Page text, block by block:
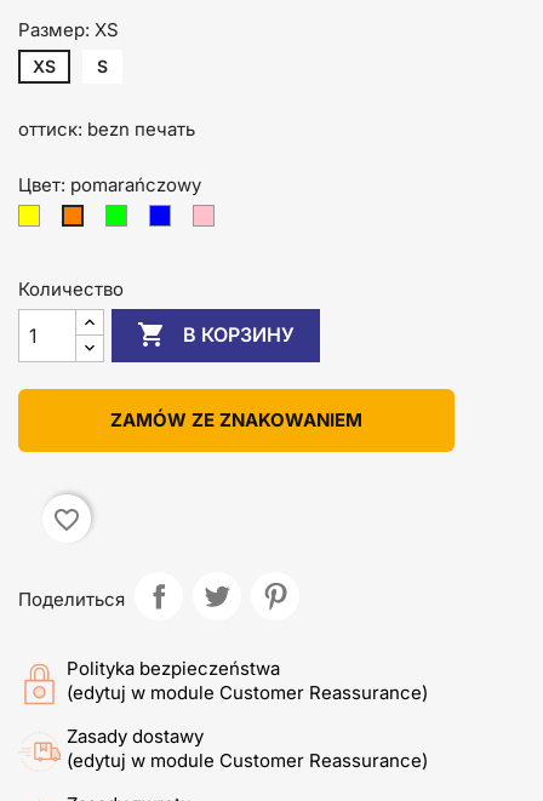
Размер: XS
XS S
оттиск: bezn печать
Цвет: pomarańczowy
Количество
 В КОРЗИНУ
ZAMÓW ZE ZNAKOWANIEM
favorite_border
Поделиться
Polityka bezpieczeństwa
(edytuj w module Customer Reassurance)
Zasady dostawy
(edytuj w module Customer Reassurance)